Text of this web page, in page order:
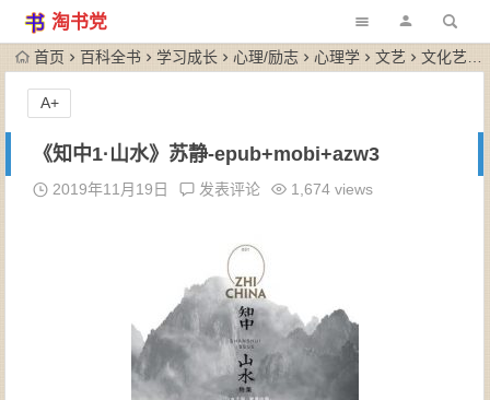
淘书党
首页 百科全书 学习成长 心理/励志 心理学 文艺 文化艺术 · 诗词歌赋
《知中1·山水》苏静-epub+mobi+azw3
2019年11月19日 发表评论 1,674 views
A+